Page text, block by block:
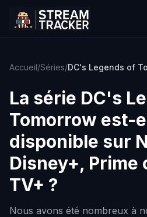
Accueil/Séries/DC's Legends of
La série DC's
Tomorrow est-
disponible sur
Disney+, Prime
TV+ ?
Nous avons été nombreux à